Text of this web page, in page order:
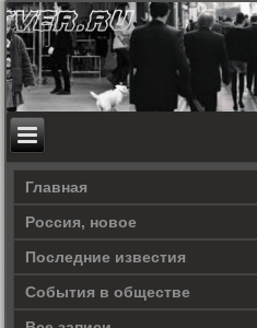
Главная
Россия, новое
Последние известия
События в обществе